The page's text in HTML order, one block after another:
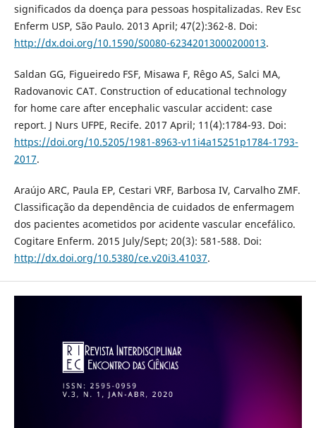
significados da doença para pessoas hospitalizadas. Rev Esc
Enferm USP, São Paulo. 2013 April; 47(2):362-8. Doi:
http://dx.doi.org/10.1590/S0080-62342013000200013.
Saldan GG, Figueiredo FSF, Misawa F, Rêgo AS, Salci MA,
Radovanovic CAT. Construction of educational technology
for home care after encephalic vascular accident: case
report. J Nurs UFPE, Recife. 2017 April; 11(4):1784-93. Doi:
https://doi.org/10.5205/1981-8963-v11i4a15251p1784-1793-
2017.
Araújo ARC, Paula EP, Cestari VRF, Barbosa IV, Carvalho ZMF.
Classificação da dependência de cuidados de enfermagem
dos pacientes acometidos por acidente vascular encefálico.
Cogitare Enferm. 2015 July/Sept; 20(3): 581-588. Doi:
http://dx.doi.org/10.5380/ce.v20i3.41037.